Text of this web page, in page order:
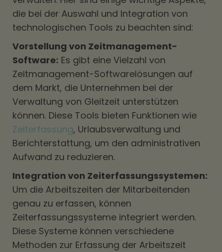
die bei der Auswahl und Integration von
technologischen Tools zu beachten sind:
Vorstellung von Zeitmanagement-
Software: Es gibt eine Vielzahl von
Zeitmanagement-Softwarelösungen auf
dem Markt, die Unternehmen bei der
Verwaltung von Gleitzeit unterstützen
können. Diese Tools bieten Funktionen wie
Zeiterfassung, Urlaubsverwaltung und
Berichterstattung, um den administrativen
Aufwand zu reduzieren.
Integration von Zeiterfassungssystemen:
Um die Arbeitszeiten der Mitarbeitenden
genau zu erfassen, können
Zeiterfassungssysteme integriert werden.
Diese Systeme können verschiedene
Methoden zur Erfassung der Arbeitszeit